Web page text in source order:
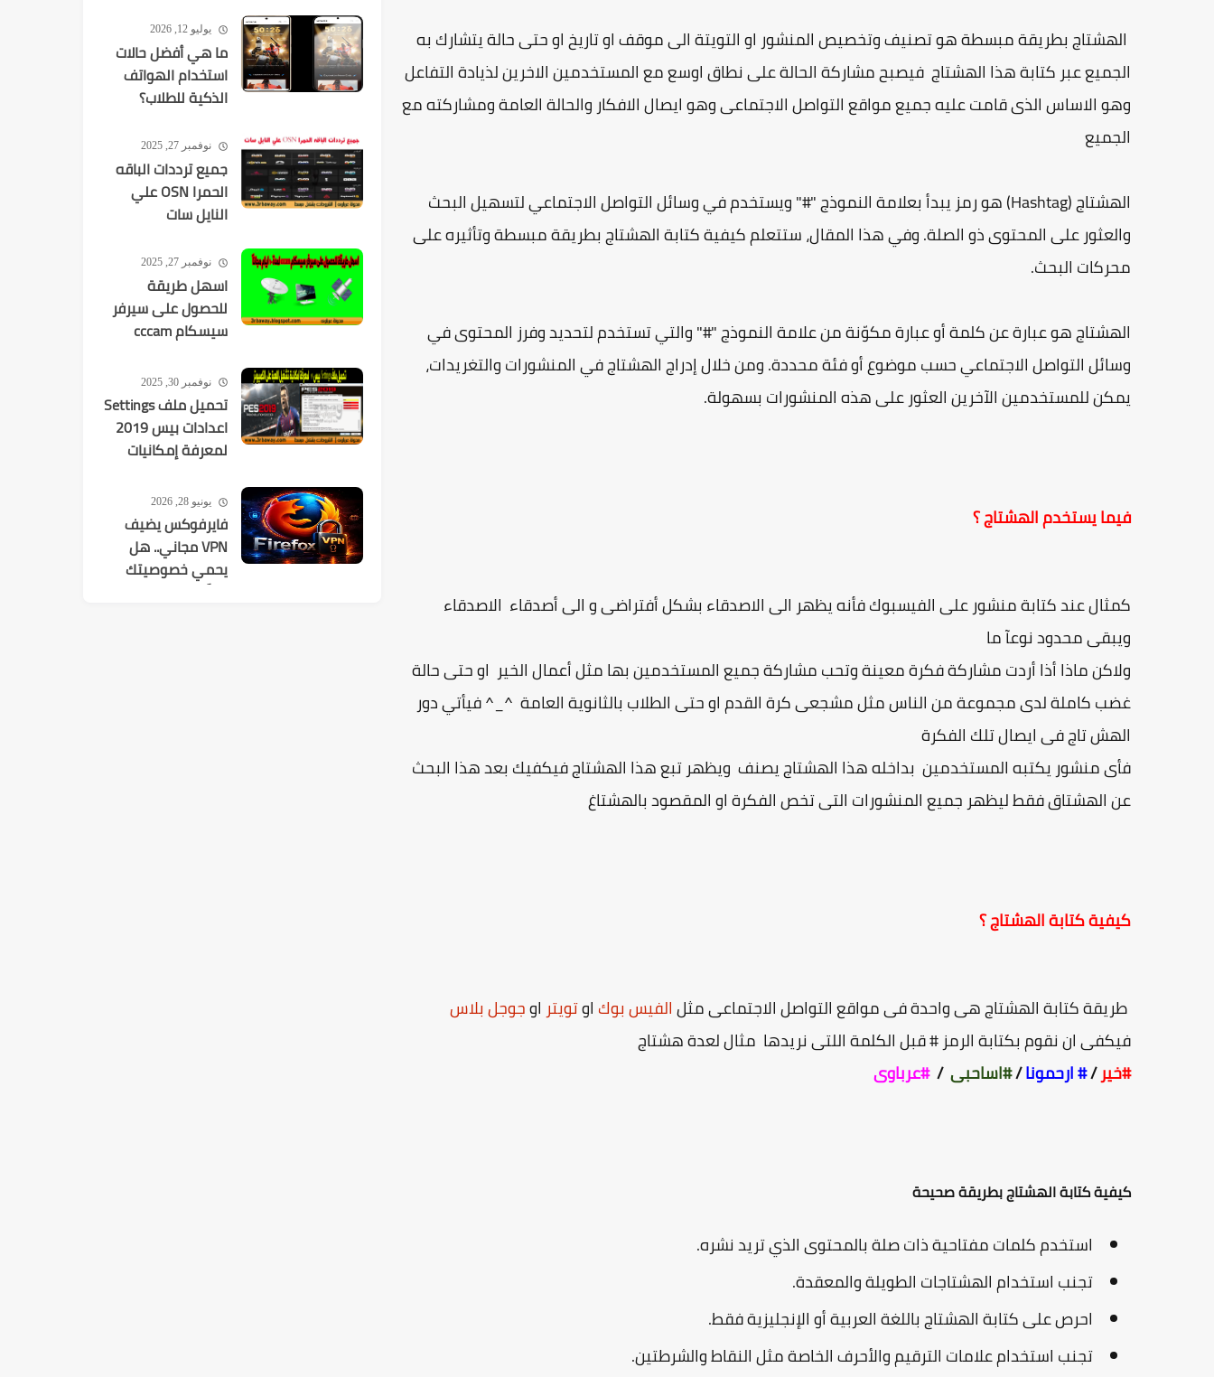
الهشتاج بطريقة مبسطة هو تصنيف وتخصيص المنشور او التويتة الى موقف او تاريخ او حتى حالة يتشارك به
الجميع عبر كتابة هذا الهشتاج فيصبح مشاركة الحالة على نطاق اوسع مع المستخدمين الاخرين لذيادة التفاعل
وهو الاساس الذى قامت عليه جميع مواقع التواصل الاجتماعى وهو ايصال الافكار والحالة العامة ومشاركته مع
الجميع
الهشتاج (Hashtag) هو رمز يبدأ بعلامة النموذج "#" ويستخدم في وسائل التواصل الاجتماعي لتسهيل البحث
والعثور على المحتوى ذو الصلة. وفي هذا المقال، ستتعلم كيفية كتابة الهشتاج بطريقة مبسطة وتأثيره على
محركات البحث.
الهشتاج هو عبارة عن كلمة أو عبارة مكوّنة من علامة النموذج "#" والتي تستخدم لتحديد وفرز المحتوى في
وسائل التواصل الاجتماعي حسب موضوع أو فئة محددة. ومن خلال إدراج الهشتاج في المنشورات والتغريدات،
يمكن للمستخدمين الآخرين العثور على هذه المنشورات بسهولة.
فيما يستخدم الهشتاج ؟
كمثال عند كتابة منشور على الفيسبوك فأنه يظهر الى الاصدقاء بشكل أفتراضى و الى أصدقاء الاصدقاء
ويبقى محدود نوعآ ما
ولاكن ماذا أذا أردت مشاركة فكرة معينة وتحب مشاركة جميع المستخدمين بها مثل أعمال الخير او حتى حالة
غضب كاملة لدى مجموعة من الناس مثل مشجعى كرة القدم او حتى الطلاب بالثانوية العامة ^_^ فيأتي دور
الهش تاج فى ايصال تلك الفكرة
فأى منشور يكتبه المستخدمين بداخله هذا الهشتاج يصنف ويظهر تبع هذا الهشتاج فيكفيك بعد هذا البحث
عن الهشتاق فقط ليظهر جميع المنشورات التى تخص الفكرة او المقصود بالهشتاغ
كيفية كتابة الهشتاج ؟
طريقة كتابة الهشتاج هى واحدة فى مواقع التواصل الاجتماعى مثلالفيس بوك اوتويتر اوجوجل بلاس
فيكفى ان نقوم بكتابة الرمز # قبل الكلمة اللتى نريدها مثال لعدة هشتاج
#خير/# ارحمونا/#اساحبى /#عرباوى
كيفية كتابة الهشتاج بطريقة صحيحة
استخدم كلمات مفتاحية ذات صلة بالمحتوى الذي تريد نشره.
تجنب استخدام الهشتاجات الطويلة والمعقدة.
احرص على كتابة الهشتاج باللغة العربية أو الإنجليزية فقط.
تجنب استخدام علامات الترقيم والأحرف الخاصة مثل النقاط والشرطتين.
يستهدفك
يوليو 12, 2026
ما هي أفضل حالات
استخدام الهواتف
الذكية للطلاب؟
نوفمبر 27, 2025
جميع ترددات الباقه
الحمرا OSN علي
النايل سات
نوفمبر 27, 2025
اسهل طريقة
للحصول على سيرفر
سيسكام cccam
نوفمبر 30, 2025
تحميل ملف Settings
اعدادات بيس 2019
لمعرفة إمكانيات
يونيو 28, 2026
فايرفوكس يضيف
VPN مجاني.. هل
يحمي خصوصيتك
فعلًا؟